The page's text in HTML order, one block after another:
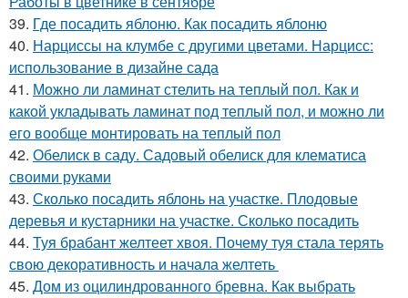
39. Где посадить яблоню. Как посадить яблоню
40. Нарциссы на клумбе с другими цветами. Нарцисс:
использование в дизайне сада
41. Можно ли ламинат стелить на теплый пол. Как и
какой укладывать ламинат под теплый пол, и можно ли
его вообще монтировать на теплый пол
42. Обелиск в саду. Садовый обелиск для клематиса
своими руками
43. Сколько посадить яблонь на участке. Плодовые
деревья и кустарники на участке. Сколько посадить
44. Туя брабант желтеет хвоя. Почему туя стала терять
свою декоративность и начала желтеть
45. Дом из оцилиндрованного бревна. Как выбрать